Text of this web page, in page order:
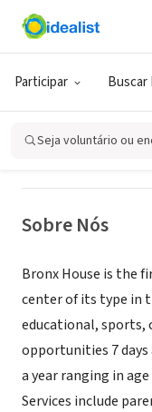
Participar Buscar
Seja voluntário ou
ONG (SETOR
Bronx House
Sobre Nós
Bronx House is the
center of its type in
educational, sports,
opportunities 7 days
a year ranging in
Services include